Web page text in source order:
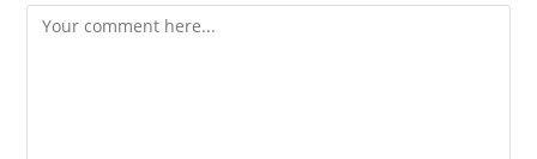
Comment